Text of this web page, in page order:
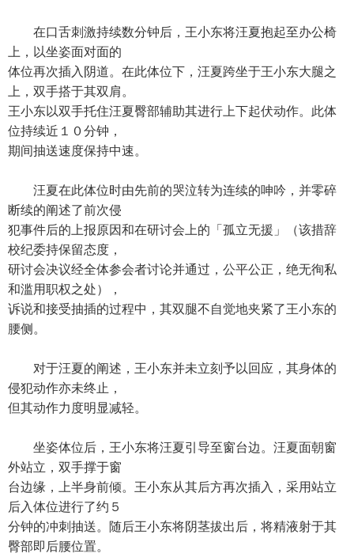
在口舌刺激持续数分钟后，王小东将汪夏抱起至办公椅
上，以坐姿面对面的
体位再次插入阴道。在此体位下，汪夏跨坐于王小东大腿之
上，双手搭于其双肩。
王小东以双手托住汪夏臀部辅助其进行上下起伏动作。此体
位持续近１０分钟，
期间抽送速度保持中速。
汪夏在此体位时由先前的哭泣转为连续的呻吟，并零碎
断续的阐述了前次侵
犯事件后的上报原因和在研讨会上的「孤立无援」（该措辞
校纪委持保留态度，
研讨会决议经全体参会者讨论并通过，公平公正，绝无徇私
和滥用职权之处），
诉说和接受抽插的过程中，其双腿不自觉地夹紧了王小东的
腰侧。
对于汪夏的阐述，王小东并未立刻予以回应，其身体的
侵犯动作亦未终止，
但其动作力度明显减轻。
坐姿体位后，王小东将汪夏引导至窗台边。汪夏面朝窗
外站立，双手撑于窗
台边缘，上半身前倾。王小东从其后方再次插入，采用站立
后入体位进行了约５
分钟的冲刺抽送。随后王小东将阴茎拔出后，将精液射于其
臀部即后腰位置。